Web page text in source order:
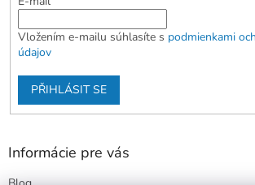
Vložením e-mailu súhlasíte s podmienkami
údajov
PŘIHLÁSIT SE
Informácie pre vás